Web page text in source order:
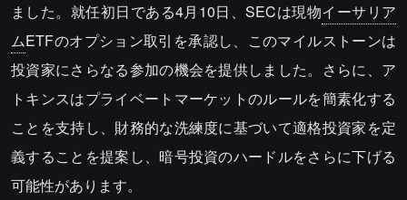
ました。就任初日である4月10日、SECは現物イーサリア
ムETFのオプション取引を承認し、このマイルストーンは
投資家にさらなる参加の機会を提供しました。さらに、ア
トキンスはプライベートマーケットのルールを簡素化する
ことを支持し、財務的な洗練度に基づいて適格投資家を定
義することを提案し、暗号投資のハードルをさらに下げる
可能性があります。